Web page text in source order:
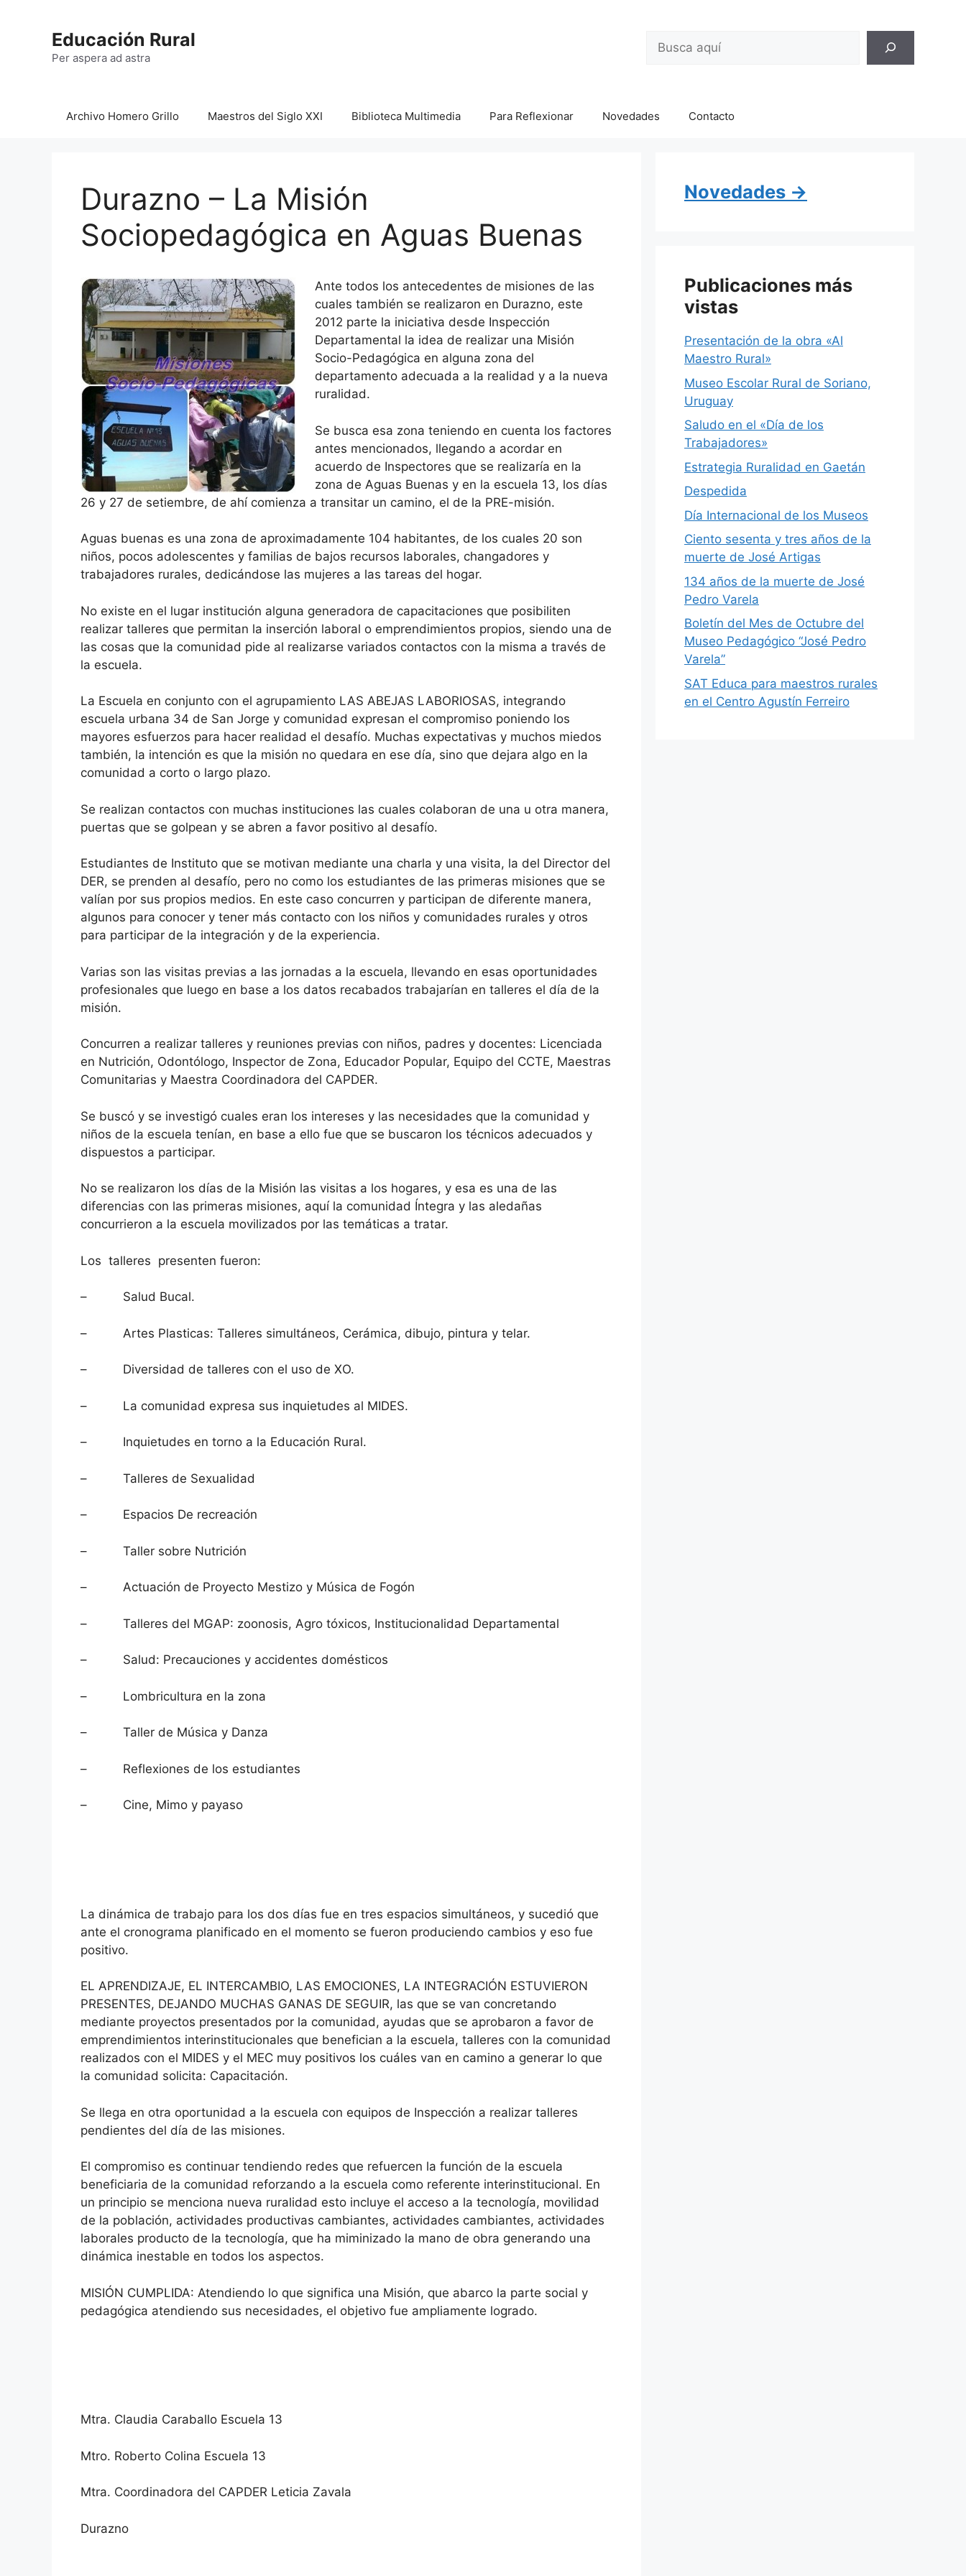
contenidoEducación Rural
Per aspera ad astra
Archivo Homero Grillo Maestros del Siglo XXI Biblioteca Multimedia Para Reflexionar Novedades Contacto
Durazno – La Misión
Sociopedagógica en Aguas Buenas
Ante todos los antecedentes de misiones de las
cuales también se realizaron en Durazno, este
2012 parte la iniciativa desde Inspección
Departamental la idea de realizar una Misión
Socio-Pedagógica en alguna zona del
departamento adecuada a la realidad y a la nueva
ruralidad.
Se busca esa zona teniendo en cuenta los factores
antes mencionados, llegando a acordar en
acuerdo de Inspectores que se realizaría en la
zona de Aguas Buenas y en la escuela 13, los días
26 y 27 de setiembre, de ahí comienza a transitar un camino, el de la PRE-misión.
Aguas buenas es una zona de aproximadamente 104 habitantes, de los cuales 20 son
niños, pocos adolescentes y familias de bajos recursos laborales, changadores y
trabajadores rurales, dedicándose las mujeres a las tareas del hogar.
No existe en el lugar institución alguna generadora de capacitaciones que posibiliten
realizar talleres que permitan la inserción laboral o emprendimientos propios, siendo una de
las cosas que la comunidad pide al realizarse variados contactos con la misma a través de
la escuela.
La Escuela en conjunto con el agrupamiento LAS ABEJAS LABORIOSAS, integrando
escuela urbana 34 de San Jorge y comunidad expresan el compromiso poniendo los
mayores esfuerzos para hacer realidad el desafío. Muchas expectativas y muchos miedos
también, la intención es que la misión no quedara en ese día, sino que dejara algo en la
comunidad a corto o largo plazo.
Se realizan contactos con muchas instituciones las cuales colaboran de una u otra manera,
puertas que se golpean y se abren a favor positivo al desafío.
Estudiantes de Instituto que se motivan mediante una charla y una visita, la del Director del
DER, se prenden al desafío, pero no como los estudiantes de las primeras misiones que se
valían por sus propios medios. En este caso concurren y participan de diferente manera,
algunos para conocer y tener más contacto con los niños y comunidades rurales y otros
para participar de la integración y de la experiencia.
Varias son las visitas previas a las jornadas a la escuela, llevando en esas oportunidades
profesionales que luego en base a los datos recabados trabajarían en talleres el día de la
misión.
Concurren a realizar talleres y reuniones previas con niños, padres y docentes: Licenciada
en Nutrición, Odontólogo, Inspector de Zona, Educador Popular, Equipo del CCTE, Maestras
Comunitarias y Maestra Coordinadora del CAPDER.
Se buscó y se investigó cuales eran los intereses y las necesidades que la comunidad y
niños de la escuela tenían, en base a ello fue que se buscaron los técnicos adecuados y
dispuestos a participar.
No se realizaron los días de la Misión las visitas a los hogares, y esa es una de las
diferencias con las primeras misiones, aquí la comunidad Íntegra y las aledañas
concurrieron a la escuela movilizados por las temáticas a tratar.
Los talleres presenten fueron:
– Salud Bucal.
– Artes Plasticas: Talleres simultáneos, Cerámica, dibujo, pintura y telar.
– Diversidad de talleres con el uso de XO.
– La comunidad expresa sus inquietudes al MIDES.
– Inquietudes en torno a la Educación Rural.
– Talleres de Sexualidad
– Espacios De recreación
– Taller sobre Nutrición
– Actuación de Proyecto Mestizo y Música de Fogón
– Talleres del MGAP: zoonosis, Agro tóxicos, Institucionalidad Departamental
– Salud: Precauciones y accidentes domésticos
– Lombricultura en la zona
– Taller de Música y Danza
– Reflexiones de los estudiantes
– Cine, Mimo y payaso
La dinámica de trabajo para los dos días fue en tres espacios simultáneos, y sucedió que
ante el cronograma planificado en el momento se fueron produciendo cambios y eso fue
positivo.
EL APRENDIZAJE, EL INTERCAMBIO, LAS EMOCIONES, LA INTEGRACIÓN ESTUVIERON
PRESENTES, DEJANDO MUCHAS GANAS DE SEGUIR, las que se van concretando
mediante proyectos presentados por la comunidad, ayudas que se aprobaron a favor de
emprendimientos interinstitucionales que benefician a la escuela, talleres con la comunidad
realizados con el MIDES y el MEC muy positivos los cuáles van en camino a generar lo que
la comunidad solicita: Capacitación.
Se llega en otra oportunidad a la escuela con equipos de Inspección a realizar talleres
pendientes del día de las misiones.
El compromiso es continuar tendiendo redes que refuercen la función de la escuela
beneficiaria de la comunidad reforzando a la escuela como referente interinstitucional. En
un principio se menciona nueva ruralidad esto incluye el acceso a la tecnología, movilidad
de la población, actividades productivas cambiantes, actividades cambiantes, actividades
laborales producto de la tecnología, que ha miminizado la mano de obra generando una
dinámica inestable en todos los aspectos.
MISIÓN CUMPLIDA: Atendiendo lo que significa una Misión, que abarco la parte social y
pedagógica atendiendo sus necesidades, el objetivo fue ampliamente logrado.
Mtra. Claudia Caraballo Escuela 13
Mtro. Roberto Colina Escuela 13
Mtra. Coordinadora del CAPDER Leticia Zavala
Durazno
Novedades →
Publicaciones más
vistas
Presentación de la obra «Al
Maestro Rural»
Museo Escolar Rural de Soriano,
Uruguay
Saludo en el «Día de los
Trabajadores»
Estrategia Ruralidad en Gaetán
Despedida
Día Internacional de los Museos
Ciento sesenta y tres años de la
muerte de José Artigas
134 años de la muerte de José
Pedro Varela
Boletín del Mes de Octubre del
Museo Pedagógico “José Pedro
Varela”
SAT Educa para maestros rurales
en el Centro Agustín Ferreiro